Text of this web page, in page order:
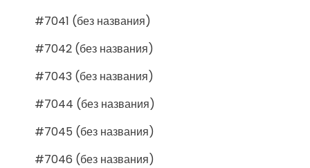
#7041 (без названия)
#7042 (без названия)
#7043 (без названия)
#7044 (без названия)
#7045 (без названия)
#7046 (без названия)